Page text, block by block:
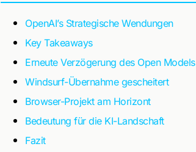
OpenAI’s Strategische Wendungen
Key Takeaways
Erneute Verzögerung des Open Models
Windsurf-Übernahme gescheitert
Browser-Projekt am Horizont
Bedeutung für die KI-Landschaft
Fazit